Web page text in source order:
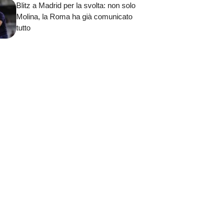
Blitz a Madrid per la svolta: non solo
Molina, la Roma ha già comunicato
tutto